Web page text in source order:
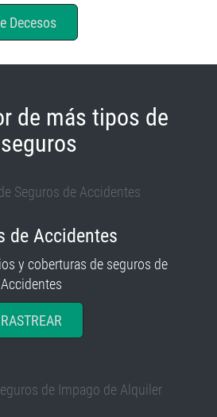
Decesos
de más tipos de
seguros
de Accidentes
y coberturas de seguros de
Accidentes
RASTREAR